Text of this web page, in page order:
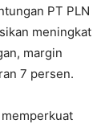
PT PLN
meningkat
margin
7 persen.